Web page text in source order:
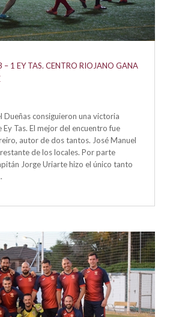
– 1 EY TAS. CENTRO RIOJANO GANA
Dueñas consiguieron una victoria
Tas. El mejor del encuentro fue
autor de dos tantos. José Manuel
de los locales. Por parte
Jorge Uriarte hizo el único tanto